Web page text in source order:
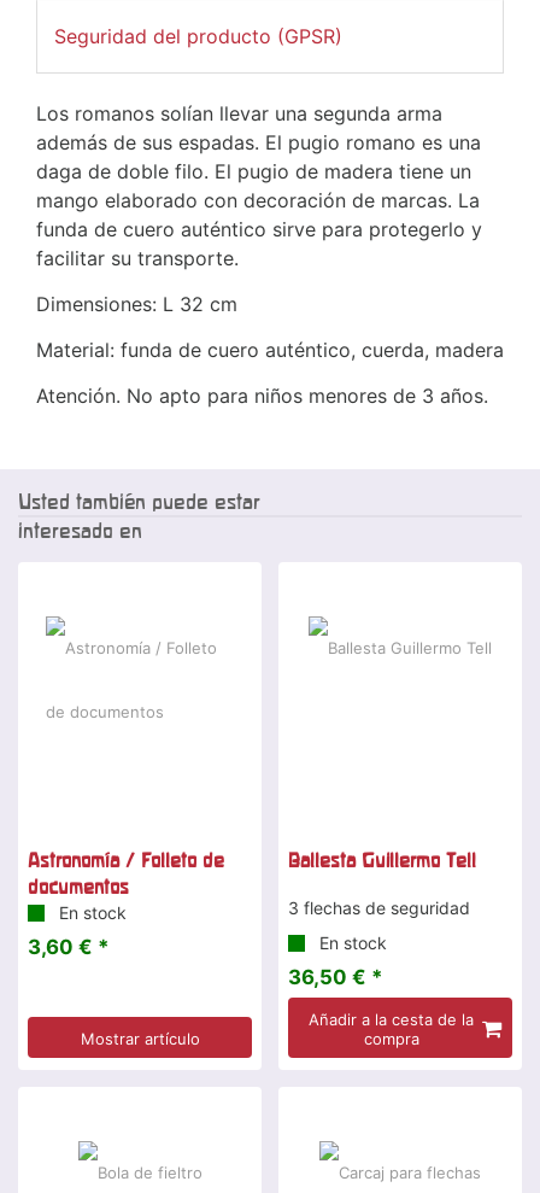
Seguridad del producto (GPSR)
Los romanos solían llevar una segunda arma
además de sus espadas. El pugio romano es una
daga de doble filo. El pugio de madera tiene un
mango elaborado con decoración de marcas. La
funda de cuero auténtico sirve para protegerlo y
facilitar su transporte.
Dimensiones: L 32 cm
Material: funda de cuero auténtico, cuerda, madera
Atención. No apto para niños menores de 3 años.
Usted también puede estar
interesado en
Astronomía / Folleto de
documentos
En stock
3,60 € *
Mostrar artículo
Ballesta Guillermo Tell
3 flechas de seguridad
En stock
36,50 € *
Añadir a la cesta de la
compra